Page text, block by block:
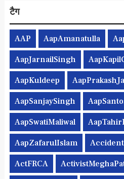
टैग
AAP AapAmanatulla
AapJarnailSingh
AapKuldeep
AapSanjaySingh
AapSwatiMaliwal
AapZafarulIslam Accident
ActFRCA